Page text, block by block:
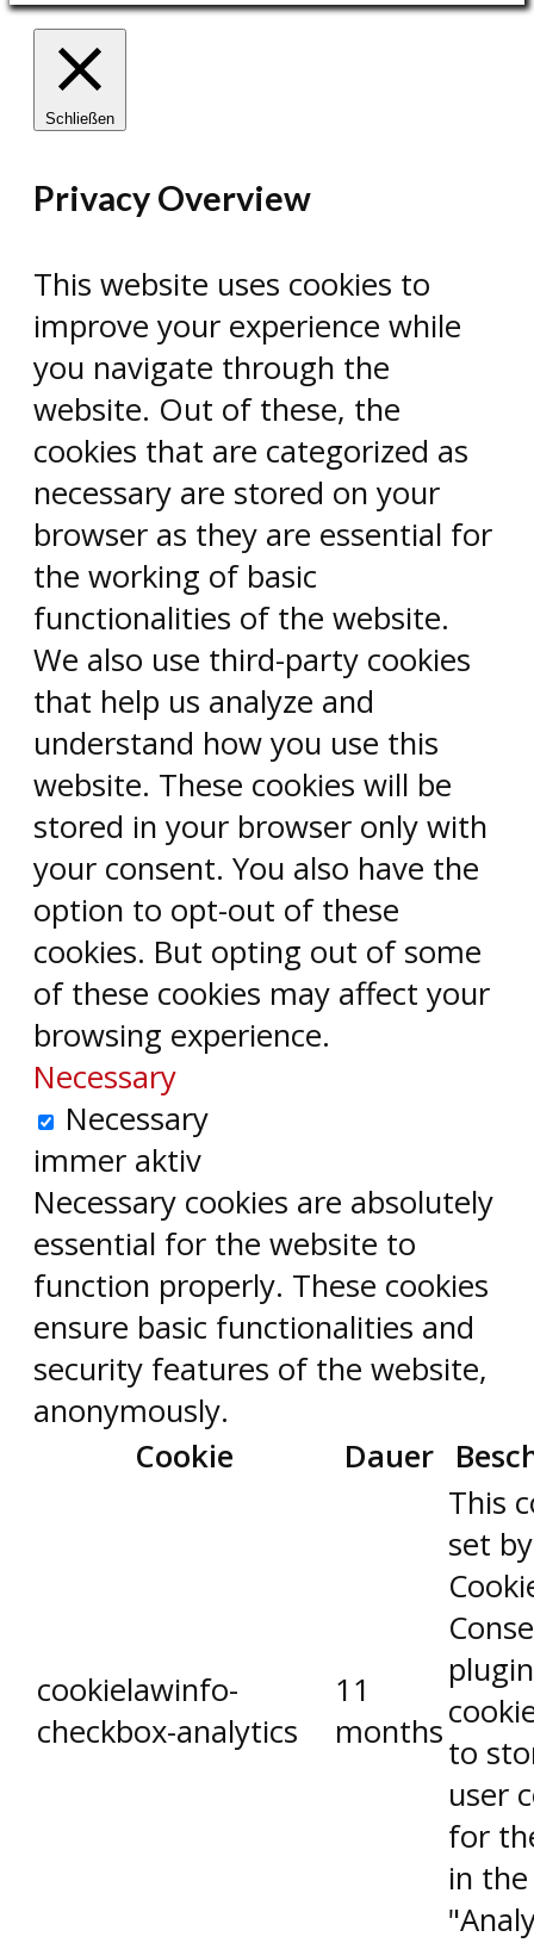
Schließen
Privacy Overview
This website uses cookies to
improve your experience while
you navigate through the
website. Out of these, the
cookies that are categorized as
necessary are stored on your
browser as they are essential for
the working of basic
functionalities of the website.
We also use third-party cookies
that help us analyze and
understand how you use this
website. These cookies will be
stored in your browser only with
your consent. You also have the
option to opt-out of these
cookies. But opting out of some
of these cookies may affect your
browsing experience.
Necessary
Necessary
immer aktiv
Necessary cookies are absolutely
essential for the website to
function properly. These cookies
ensure basic functionalities and
security features of the website,
anonymously.
Cookie
Dauer
cookielawinfo-
checkbox-analytics
11
months
This
set
to
user
for
in